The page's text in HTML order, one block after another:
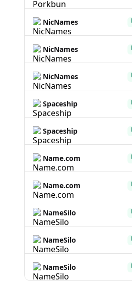
NicNames
NicNames
NicNames
Spaceship
Spaceship
Name.com
Name.com
NameSilo
NameSilo
NameSilo